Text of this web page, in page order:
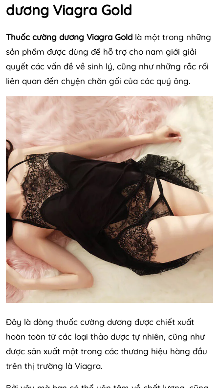
dương Viagra Gold
Thuốc cường dương Viagra Gold là một trong những
sản phẩm được dùng để hỗ trợ cho nam giới giải
quyết các vấn đề về sinh lý, cũng như những rắc rối
liên quan đến chyện chăn gối của các quý ông.
Đây là dòng thuốc cường dương được chiết xuất
hoàn toàn từ các loại thảo dược tự nhiên, cũng như
được sản xuất một trong các thương hiệu hàng đầu
trên thị trường là Viagra.